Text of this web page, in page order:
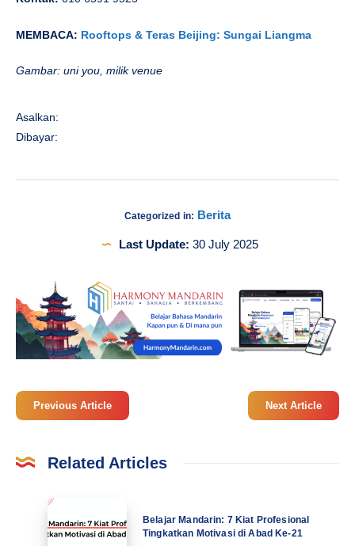
MEMBACA: Rooftops & Teras Beijing: Sungai Liangma
Gambar: uni you, milik venue
Asalkan:
Dibayar:
Categorized in: Berita
Last Update: 30 July 2025
Previous Article Next Article
Related Articles
Belajar
Mandarin:
Belajar Mandarin: 7 Kiat Profesional
Tingkatkan Motivasi di Abad Ke-21